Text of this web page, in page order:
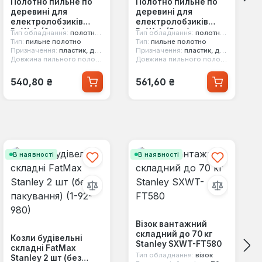
деревині для
електролобзиків
DeWalt (3 шт)
(DT2220)
Тип обладнання: полотна для електролобзиків
Тип: пильне полотно
Призначення: пластик, деревина
Довжина пильного полотна:
Звичайна ціна:
540,80 ₴
деревині для
електролобзиків
DeWalt (5 шт)
(DT2057)
Тип обладнання: полотна для електролобзиків
Тип: пильне полотно
Призначення: пластик, деревина
Довжина пильного полотна:
Звичайна ціна:
561,60 ₴
В наявності
Козли будівельні
складні FatMax
Stanley 2 шт (без
В наявності
Візок вантажний
складний до 70 кг
Stanley SXWT-FT580
Тип обладнання: візок